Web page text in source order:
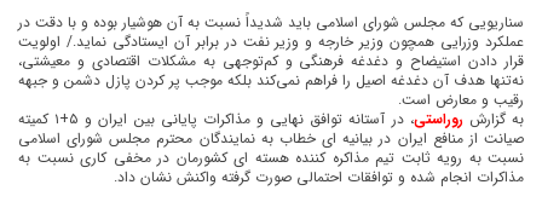
سناریویی که مجلس شورای اسلامی باید شدیداً نسبت به آن هوشیار بوده و با دقت در
عملکرد وزرایی همچون وزیر خارجه و وزیر نفت در برابر آن ایستادگی نماید./ اولویت
قرار دادن استیضاح و دغدغه فرهنگی و کم‌توجهی به مشکلات اقتصادی و معیشتی،
نه‌تنها هدف آن دغدغه اصیل را فراهم نمی‌کند بلکه موجب پر کردن پازل دشمن و جبهه
رقیب و معارض است.
به گزارش روراستی
، در آستانه توافق نهایی و مذاکرات پایانی بین ایران و ۵+۱ کمیته
صیانت از منافع ایران در بیانیه ای خطاب به نمایندگان محترم مجلس شورای اسلامی
نسبت به رویه ثابت تیم مذاکره کننده هسته ای کشورمان در مخفی کاری نسبت به
مذاکرات انجام شده و توافقات احتمالی صورت گرفته واکنش نشان داد.